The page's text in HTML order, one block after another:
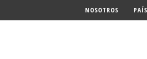
NOSOTROS